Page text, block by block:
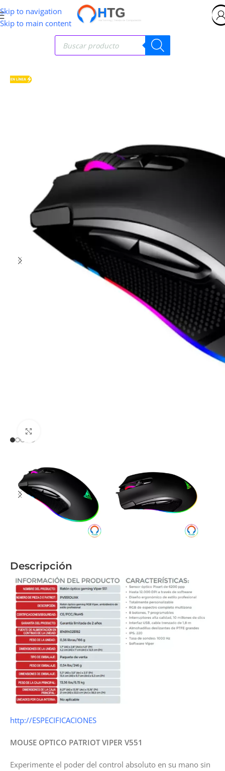
Skip to navigation
Skip to main content
Descripción
http://ESPECIFICACIONES
MOUSE OPTICO PATRIOT VIPER V551
Experimente el poder del control absoluto en su mano sin